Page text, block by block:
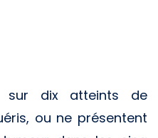
sur dix atteints de
ou ne présentent